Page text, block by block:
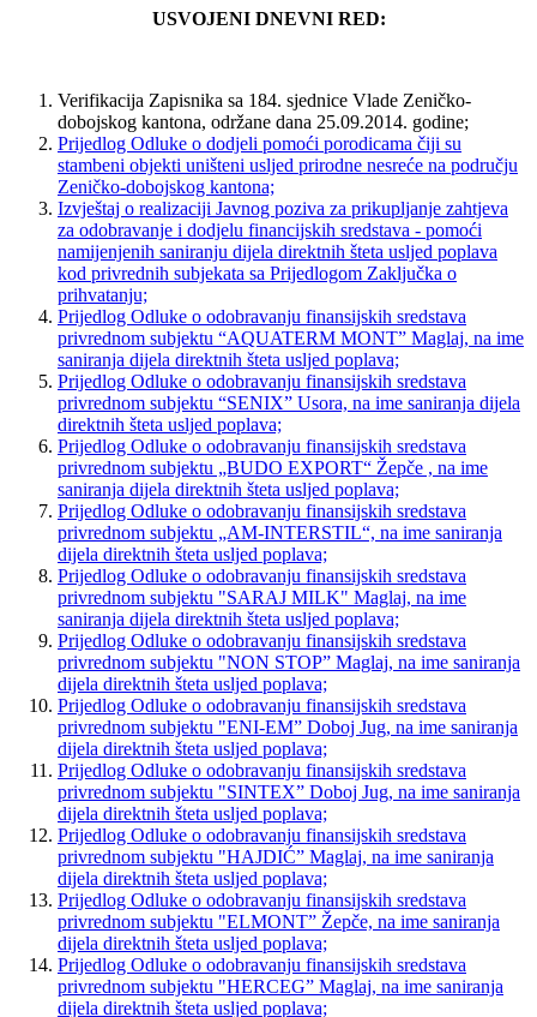
USVOJENI DNEVNI RED:
Verifikacija Zapisnika sa 184. sjednice Vlade Zeničko-
dobojskog kantona, održane dana 25.09.2014. godine;
Prijedlog Odluke o dodjeli pomoći porodicama čiji su
stambeni objekti uništeni usljed prirodne nesreće na području
Zeničko-dobojskog kantona;
Izvještaj o realizaciji Javnog poziva za prikupljanje zahtjeva
za odobravanje i dodjelu financijskih sredstava - pomoći
namijenjenih saniranju dijela direktnih šteta usljed poplava
kod privrednih subjekata sa Prijedlogom Zaključka o
prihvatanju;
Prijedlog Odluke o odobravanju finansijskih sredstava
privrednom subjektu “AQUATERM MONT” Maglaj, na ime
saniranja dijela direktnih šteta usljed poplava;
Prijedlog Odluke o odobravanju finansijskih sredstava
privrednom subjektu “SENIX” Usora, na ime saniranja dijela
direktnih šteta usljed poplava;
Prijedlog Odluke o odobravanju finansijskih sredstava
privrednom subjektu „BUDO EXPORT“ Žepče , na ime
saniranja dijela direktnih šteta usljed poplava;
Prijedlog Odluke o odobravanju finansijskih sredstava
privrednom subjektu „AM-INTERSTIL“, na ime saniranja
dijela direktnih šteta usljed poplava;
Prijedlog Odluke o odobravanju finansijskih sredstava
privrednom subjektu "SARAJ MILK" Maglaj, na ime
saniranja dijela direktnih šteta usljed poplava;
Prijedlog Odluke o odobravanju finansijskih sredstava
privrednom subjektu "NON STOP” Maglaj, na ime saniranja
dijela direktnih šteta usljed poplava;
Prijedlog Odluke o odobravanju finansijskih sredstava
privrednom subjektu "ENI-EM” Doboj Jug, na ime saniranja
dijela direktnih šteta usljed poplava;
Prijedlog Odluke o odobravanju finansijskih sredstava
privrednom subjektu "SINTEX” Doboj Jug, na ime saniranja
dijela direktnih šteta usljed poplava;
Prijedlog Odluke o odobravanju finansijskih sredstava
privrednom subjektu "HAJDIĆ” Maglaj, na ime saniranja
dijela direktnih šteta usljed poplava;
Prijedlog Odluke o odobravanju finansijskih sredstava
privrednom subjektu "ELMONT” Žepče, na ime saniranja
dijela direktnih šteta usljed poplava;
Prijedlog Odluke o odobravanju finansijskih sredstava
privrednom subjektu "HERCEG” Maglaj, na ime saniranja
dijela direktnih šteta usljed poplava;